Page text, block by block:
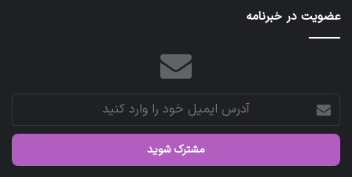
عضویت در خبرنامه
آدرس
ایمیل
خود
وارد